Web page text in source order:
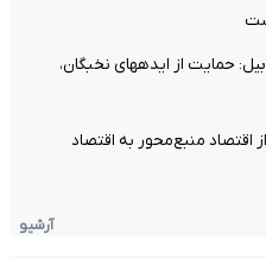
حمایت از ایدههای نخبگان،
منبع‌محور به اقتصاد
آرشیو